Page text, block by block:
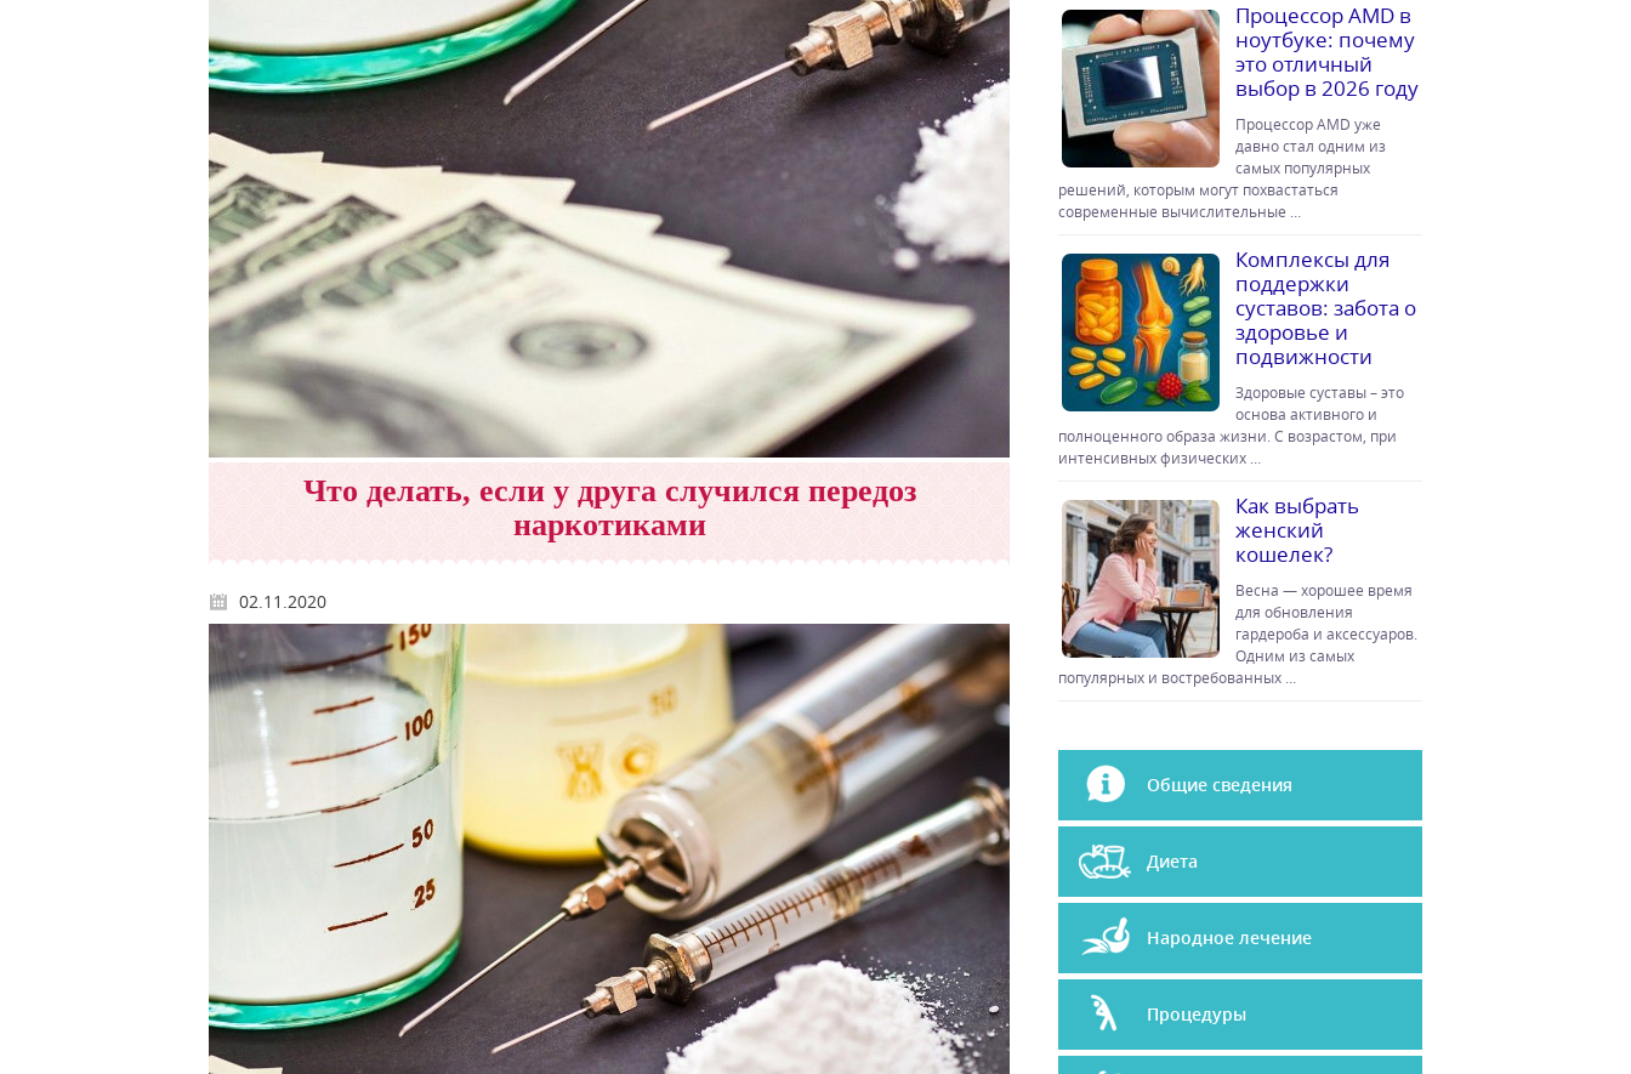
Что делать, если у друга случился передоз
наркотиками
02.11.2020
Процессор AMD в
ноутбуке: почему
это отличный
выбор в 2026 году
Процессор AMD уже
давно стал одним из
самых популярных
решений, которым могут похвастаться
современные вычислительные …
Комплексы для
поддержки
суставов: забота о
здоровье и
подвижности
Здоровые суставы – это
основа активного и
полноценного образа жизни. С возрастом, при
интенсивных физических …
Как выбрать
женский
кошелек?
Весна — хорошее время
для обновления
гардероба и аксессуаров.
Одним из самых
популярных и востребованных …
Общие сведения
Диета
Народное лечение
Процедуры